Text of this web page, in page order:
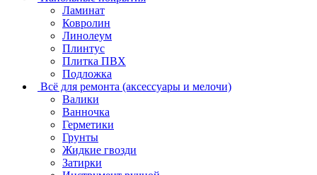
Ламинат
Ковролин
Линолеум
Плинтус
Плитка ПВХ
Подложка
Всё для ремонта (аксессуары и мелочи)
Валики
Ванночка
Герметики
Грунты
Жидкие гвозди
Затирки